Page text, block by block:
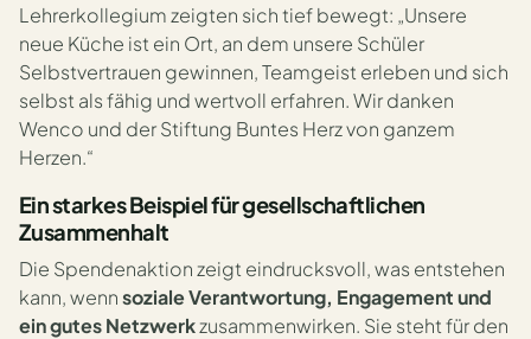
Lehrerkollegium zeigten sich tief bewegt: „Unsere
neue Küche ist ein Ort, an dem unsere Schüler
Selbstvertrauen gewinnen, Teamgeist erleben und sich
selbst als fähig und wertvoll erfahren. Wir danken
Wenco und der Stiftung Buntes Herz von ganzem
Herzen.“
Ein starkes Beispiel für gesellschaftlichen
Zusammenhalt
Die Spendenaktion zeigt eindrucksvoll, was entstehen
kann, wennsoziale Verantwortung, Engagement und
ein gutes Netzwerkzusammenwirken. Sie steht für den